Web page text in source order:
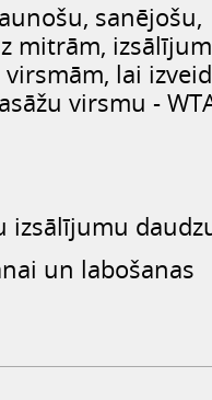
sanējošu,
mitrām,
lai
virsmu -
izsālījumu
un labošanas